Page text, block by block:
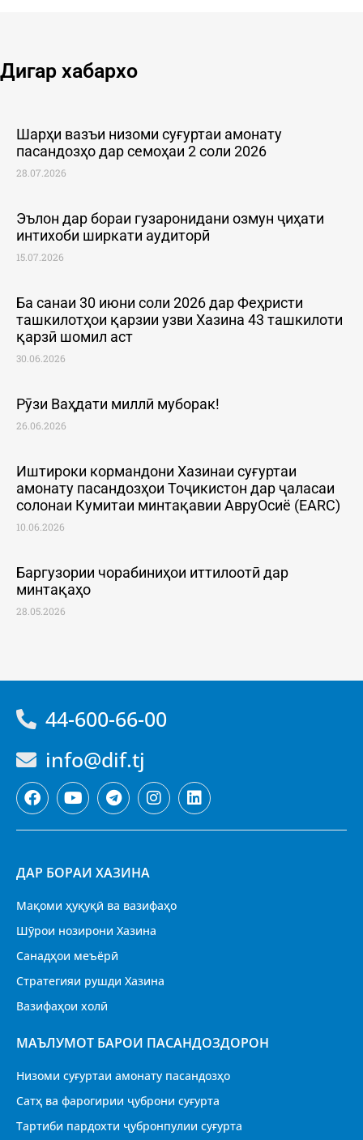
Дигар хабархо
Шарҳи вазъи низоми суғуртаи амонату
пасандозҳо дар семоҳаи 2 соли 2026
28.07.2026
Эълон дар бораи гузаронидани озмун ҷиҳати
интихоби ширкати аудиторӣ
15.07.2026
Ба санаи 30 июни соли 2026 дар Феҳристи
ташкилотҳои қарзии узви Хазина 43 ташкилоти
қарзӣ шомил аст
30.06.2026
Рӯзи Ваҳдати миллӣ муборак!
26.06.2026
Иштироки кормандони Хазинаи суғуртаи
амонату пасандозҳои Тоҷикистон дар ҷаласаи
солонаи Кумитаи минтақавии АвруОсиё (EARC)
10.06.2026
Баргузории чорабиниҳои иттилоотӣ дар
минтақаҳо
28.05.2026
44-600-66-00
info@dif.tj
ДАР БОРАИ ХАЗИНА
Мақоми ҳуқуқӣ ва вазифаҳо
Шӯрои нозирони Хазина
Санадҳои меъёрӣ
Стратегияи рушди Хазина
Вазифаҳои холӣ
МАЪЛУМОТ БАРОИ ПАСАНДОЗДОРОН
Низоми суғуртаи амонату пасандозҳо
Сатҳ ва фарогирии ҷуброни суғурта
Тартиби пардохти ҷубронпулии суғурта